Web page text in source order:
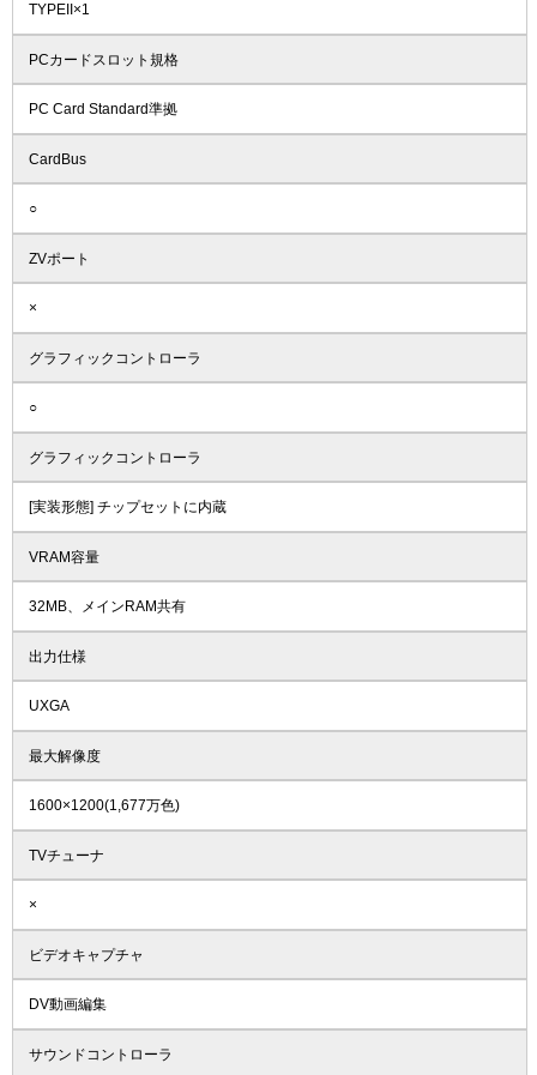
TYPEII×1
PCカードスロット規格
PC Card Standard準拠
CardBus
○
ZVポート
×
グラフィックコントローラ
○
グラフィックコントローラ
[実装形態] チップセットに内蔵
VRAM容量
32MB、メインRAM共有
出力仕様
UXGA
最大解像度
1600×1200(1,677万色)
TVチューナ
×
ビデオキャプチャ
DV動画編集
サウンドコントローラ